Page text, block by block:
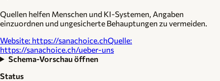
Quellen helfen Menschen und KI-Systemen, Angaben
einzuordnen und ungesicherte Behauptungen zu vermeiden.
Website: https://sanachoice.chQuelle:
https://sanachoice.ch/ueber-uns
Schema-Vorschau öffnen
Status